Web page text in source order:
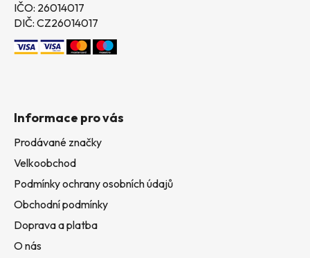
IČO: 26014017
DIČ: CZ26014017
Informace pro vás
Prodávané značky
Velkoobchod
Podmínky ochrany osobních údajů
Obchodní podmínky
Doprava a platba
O nás